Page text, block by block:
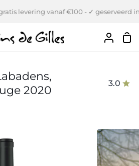
levering vanaf €100 - ✓ geserveerd in
Uw
2020
3.0